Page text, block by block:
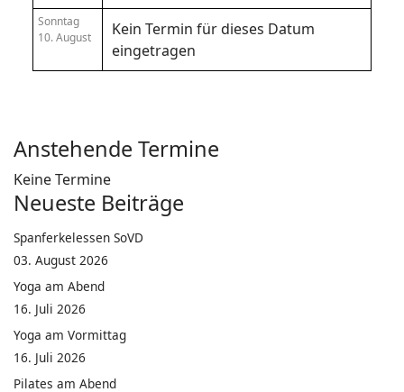
Sonntag
10. August
Kein Termin für dieses Datum
eingetragen
Anstehende Termine
Keine Termine
Neueste Beiträge
Spanferkelessen SoVD
03. August 2026
Yoga am Abend
16. Juli 2026
Yoga am Vormittag
16. Juli 2026
Pilates am Abend